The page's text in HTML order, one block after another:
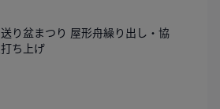
り盆まつり 屋形舟繰り出し・協
ち上げ